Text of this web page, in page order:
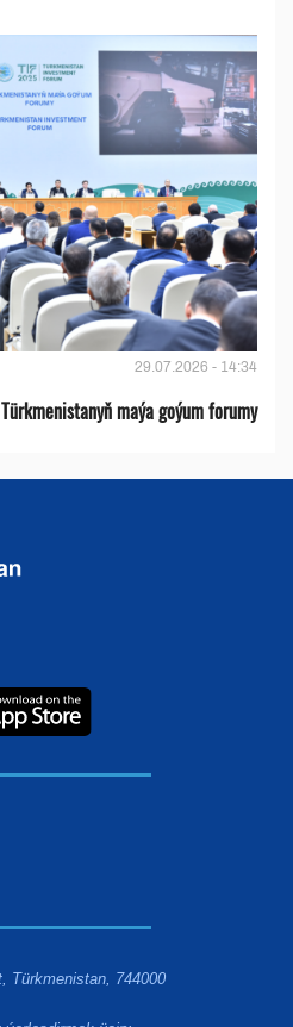
29.07.2026 - 14:34
maýa goýum forumy
Türkmenistan, 744000